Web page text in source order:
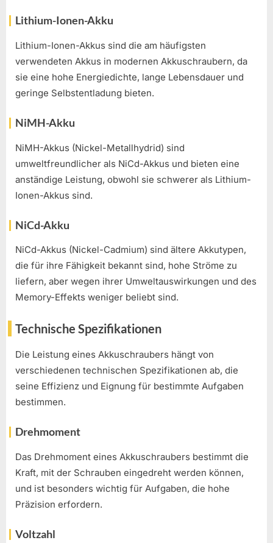
Lithium-Ionen-Akku
Lithium-Ionen-Akkus sind die am häufigsten
verwendeten Akkus in modernen Akkuschraubern, da
sie eine hohe Energiedichte, lange Lebensdauer und
geringe Selbstentladung bieten.
NiMH-Akku
NiMH-Akkus (Nickel-Metallhydrid) sind
umweltfreundlicher als NiCd-Akkus und bieten eine
anständige Leistung, obwohl sie schwerer als Lithium-
Ionen-Akkus sind.
NiCd-Akku
NiCd-Akkus (Nickel-Cadmium) sind ältere Akkutypen,
die für ihre Fähigkeit bekannt sind, hohe Ströme zu
liefern, aber wegen ihrer Umweltauswirkungen und des
Memory-Effekts weniger beliebt sind.
Technische Spezifikationen
Die Leistung eines Akkuschraubers hängt von
verschiedenen technischen Spezifikationen ab, die
seine Effizienz und Eignung für bestimmte Aufgaben
bestimmen.
Drehmoment
Das Drehmoment eines Akkuschraubers bestimmt die
Kraft, mit der Schrauben eingedreht werden können,
und ist besonders wichtig für Aufgaben, die hohe
Präzision erfordern.
Voltzahl